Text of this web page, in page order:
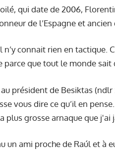
qui date de 2006,
de l’Espagne et ancien
connait rien en tactique.
parce que tout le monde
président de Besiktas
vous dire ce qu’il en
plus grosse arnaque que j'ai
un ami proche de Raúl et à